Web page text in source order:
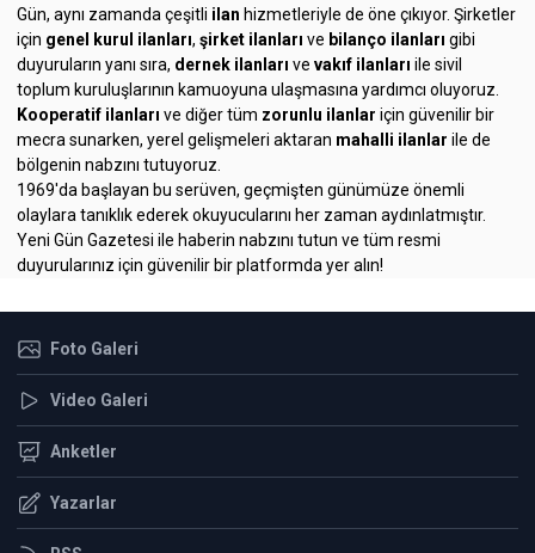
Gün, aynı zamanda çeşitli ilan hizmetleriyle de öne çıkıyor. Şirketler
için genel kurul ilanları, şirket ilanları ve bilanço ilanları gibi
duyuruların yanı sıra, dernek ilanları ve vakıf ilanları ile sivil
toplum kuruluşlarının kamuoyuna ulaşmasına yardımcı oluyoruz.
Kooperatif ilanları ve diğer tüm zorunlu ilanlar için güvenilir bir
mecra sunarken, yerel gelişmeleri aktaran mahalli ilanlar ile de
bölgenin nabzını tutuyoruz.
1969'da başlayan bu serüven, geçmişten günümüze önemli
olaylara tanıklık ederek okuyucularını her zaman aydınlatmıştır.
Yeni Gün Gazetesi ile haberin nabzını tutun ve tüm resmi
duyurularınız için güvenilir bir platformda yer alın!
Foto Galeri
Video Galeri
Anketler
Yazarlar